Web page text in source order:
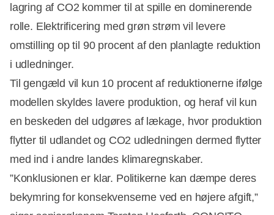
lagring af CO2 kommer til at spille en dominerende
rolle. Elektrificering med grøn strøm vil levere
omstilling op til 90 procent af den planlagte reduktion
i udledninger.
Til gengæld vil kun 10 procent af reduktionerne ifølge
modellen skyldes lavere produktion, og heraf vil kun
en beskeden del udgøres af lækage, hvor produktion
flytter til udlandet og CO2 udledningen dermed flytter
med ind i andre landes klimaregnskaber.
”Konklusionen er klar. Politikerne kan dæmpe deres
bekymring for konsekvenserne ved en højere afgift,”